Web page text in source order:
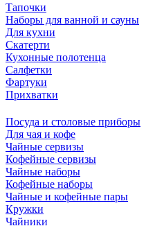
Тапочки
Наборы для ванной и сауны
Для кухни
Скатерти
Кухонные полотенца
Салфетки
Фартуки
Прихватки
Посуда и столовые приборы
Для чая и кофе
Чайные сервизы
Кофейные сервизы
Чайные наборы
Кофейные наборы
Чайные и кофейные пары
Кружки
Чайники